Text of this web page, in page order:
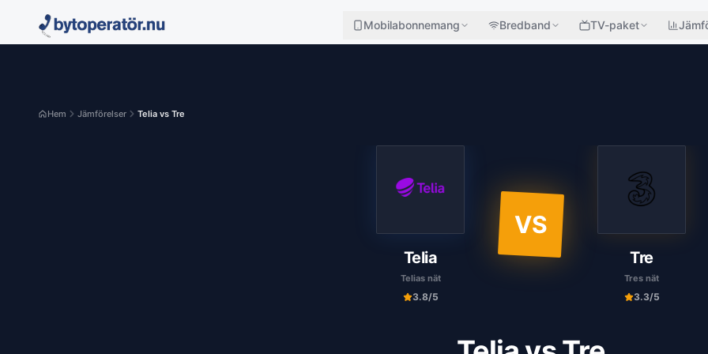
Mobilabonnemang Bredband TV-paket
Hem Jämförelser Telia vs Tre
Telia
Telias nät
3.8/5
VS
Tre
Tres nät
3.3/5